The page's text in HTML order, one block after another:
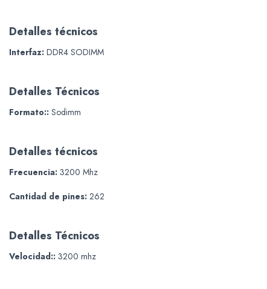
Detalles técnicos
Interfaz: DDR4 SODIMM
Detalles Técnicos
Formato:: Sodimm
Detalles técnicos
Frecuencia: 3200 Mhz
Cantidad de pines: 262
Detalles Técnicos
Velocidad:: 3200 mhz